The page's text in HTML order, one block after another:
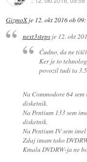
GizmoXje 12. okt 2016 ob
next3stepsje 12. okt
Čudno, da ne
Ker je to
povozil tudi ta
Na Commodore 64
disketnik.
Na Pentium 133 sem
disketnik.
Na Pentium IV sem
Zdaj imam tako
Kmalu DVDRW-ja ne